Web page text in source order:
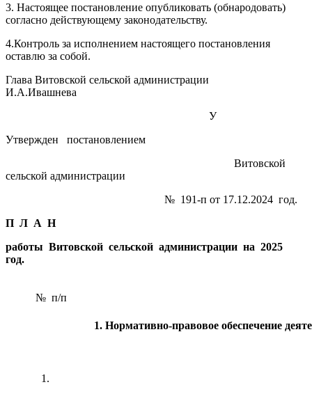
3. Настоящее постановление опубликовать (обнародовать)
согласно действующему законодательству.
4.Контроль за исполнением настоящего постановления
оставлю за собой.
Глава Витовской сельской администрации
И.А.Ивашнева
У
Утвержден постановлением
Витовской
сельской администрации
№ 191-п от 17.12.2024 год.
П Л А Н
работы Витовской сельской администрации на 2025
год.
№ п/п
1. Нормативно-правовое обеспечение
1.